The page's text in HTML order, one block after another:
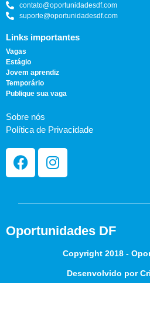
contato@oportunidadesdf.com
suporte@oportunidadesdf.com
Links importantes
Vagas
Estágio
Jovem aprendiz
Temporário
Publique sua vaga
Sobre nós
Política de Privacidade
Oportunidades DF
Copyright 2018 -
Desenvolvido por